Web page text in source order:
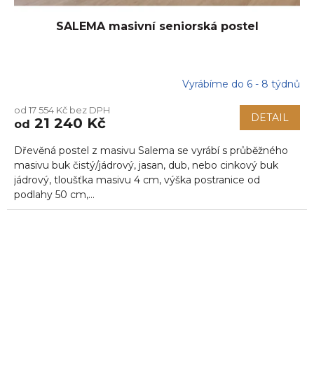
SALEMA masivní seniorská postel
Vyrábíme do 6 - 8 týdnů
od 17 554 Kč bez DPH
od 21 240 Kč DETAIL
Dřevěná postel z masivu Salema se vyrábí s průběžného
masivu buk čistý/jádrový, jasan, dub, nebo cinkový buk
jádrový, tloušťka masivu 4 cm, výška postranice od
podlahy 50 cm,...